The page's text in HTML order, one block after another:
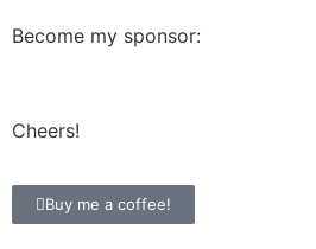
Become my sponsor:
Cheers!
Buy me a coffee!